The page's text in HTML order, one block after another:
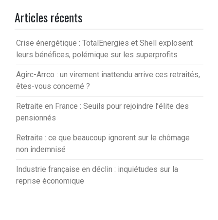
Articles récents
Crise énergétique : TotalEnergies et Shell explosent
leurs bénéfices, polémique sur les superprofits
Agirc-Arrco : un virement inattendu arrive ces retraités,
êtes-vous concerné ?
Retraite en France : Seuils pour rejoindre l’élite des
pensionnés
Retraite : ce que beaucoup ignorent sur le chômage
non indemnisé
Industrie française en déclin : inquiétudes sur la
reprise économique